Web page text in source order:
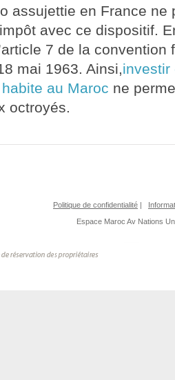
assujettie en France ne
avec ce dispositif.
7 de la convention
mai 1963. Ainsi,investir
au Maroc ne
octroyés.
Politique de confidentialité |
Espace Maroc Av Nations